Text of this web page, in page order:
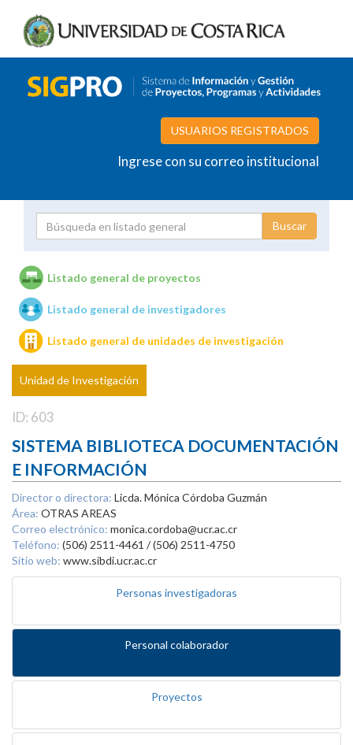
USUARIOS REGISTRADOS
Ingrese con su correo institucional
Unidades de investigación
Listado general de proyectos
Listado general de investigadores
Listado general de unidades de investigación
Unidad de Investigación
ID: 603
SISTEMA BIBLIOTECA DOCUMENTACIÓN
E INFORMACIÓN
Director o directora: Licda. Mónica Córdoba Guzmán
Área: OTRAS AREAS
Correo electrónico: monica.cordoba@ucr.ac.cr
Teléfono: (506) 2511-4461 / (506) 2511-4750
Sitio web: www.sibdi.ucr.ac.cr
Personas investigadoras
Personal colaborador
Proyectos